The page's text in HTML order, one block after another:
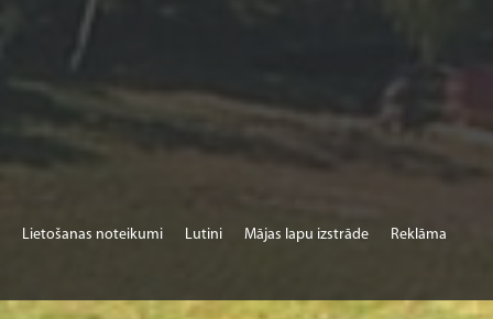
Lietošanas noteikumi Lutini Mājas lapu izstrāde Reklāma